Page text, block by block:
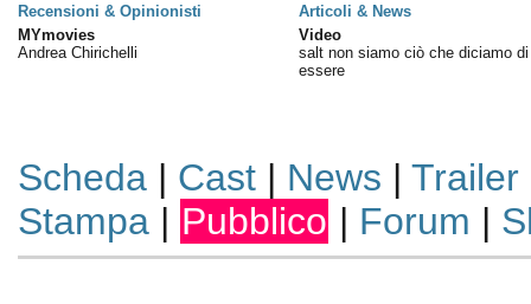
Recensioni & Opinionisti
Articoli & News
MYmovies
Andrea Chirichelli
Video
salt non siamo ciò che diciamo di
essere
Scheda| Cast| News | Trailer
Stampa| Pubblico | Forum |